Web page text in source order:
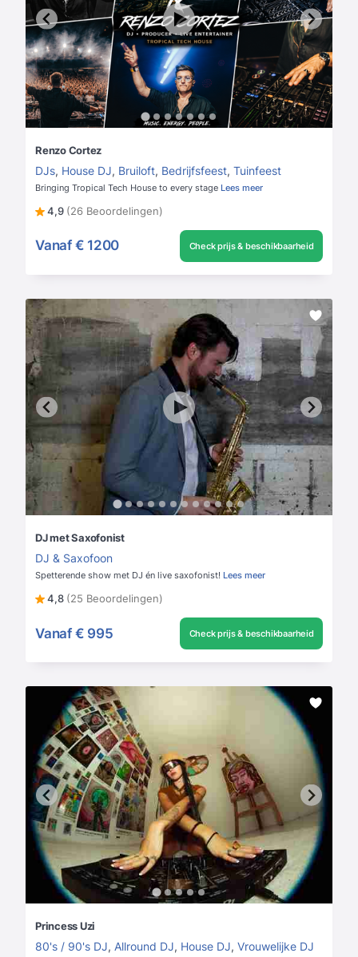
Renzo Cortez
DJs, House DJ, Bruiloft, Bedrijfsfeest, Tuinfeest
Bringing Tropical Tech House to every stage Lees meer
4,9 (26 Beoordelingen)
Vanaf € 1200 Check prijs & beschikbaarheid
DJ met Saxofonist
DJ & Saxofoon
Spetterende show met DJ én live saxofonist! Lees meer
4,8 (25 Beoordelingen)
Vanaf € 995 Check prijs & beschikbaarheid
Princess Uzi
80's / 90's DJ, Allround DJ, House DJ, Vrouwelijke DJ